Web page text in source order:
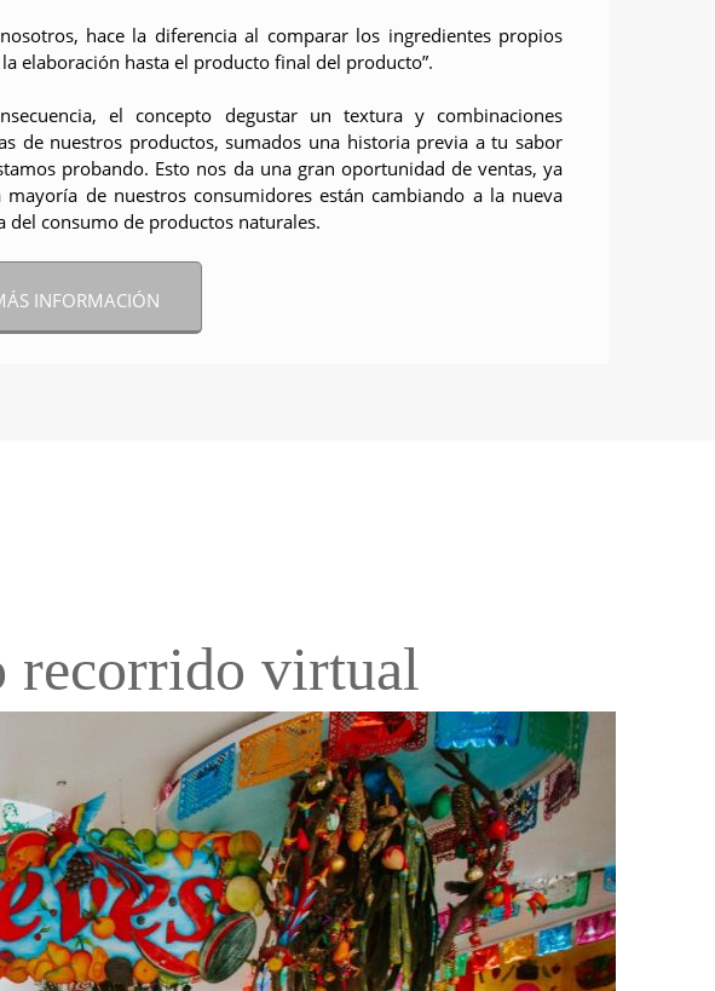
nosotros, hace la diferencia al comparar los ingredientes propios
elaboración hasta el producto final del producto”.
el concepto degustar un textura y combinaciones
de nuestros productos, sumados una historia previa a tu sabor
probando. Esto nos da una gran oportunidad de ventas, ya
mayoría de nuestros consumidores están cambiando a la nueva
del consumo de productos naturales.
INFORMACIÓN
recorrido virtual